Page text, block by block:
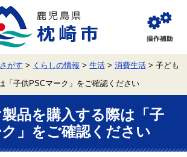
覧
補
助
がす > くらしの情報 > 生活 > 消費生活 > 子ども
「子供PSCマーク」をご確認ください
品を購入する際は「子
」をご確認ください